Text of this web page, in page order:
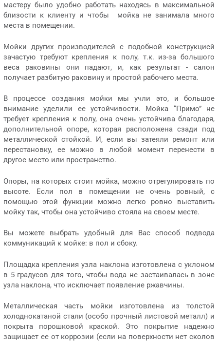
мастеру было удобно работать находясь в максимальной
близости к клиенту и чтобы мойка не занимала много
места в помещении.
Мойки других производителей с подобной конструкцией
зачастую требуют крепления к полу, т.к. из-за большого
веса раковины они падают, и, как результат - салон
получает разбитую раковину и простой рабочего места.
В процессе создания мойки мы учли это, и большое
внимание уделили ее устойчивости. Мойка “Примо” не
требует крепления к полу, она очень устойчива благодаря,
дополнительной опоре, которая расположена сзади под
металлической стойкой. И, если вы затеяли ремонт или
перестановку, ее можно в любой момент перенести в
другое место или пространство.
Опоры, на которых стоит мойка, можно отрегулировать по
высоте. Если пол в помещении не очень ровный, с
помощью этой функции можно легко ровно выставить
мойку так, чтобы она устойчиво стояла на своем месте.
Вы можете выбрать удобный для Вас способ подвода
коммуникаций к мойке: в пол и сбоку.
Площадка крепления узла наклона изготовлена с уклоном
в 5 градусов для того, чтобы вода не застаивалась в зоне
узла наклона, что исключает появление ржавчины.
Металлическая часть мойки изготовлена из толстой
холоднокатаной стали (особо прочный листовой металл) и
покрыта порошковой краской. Это покрытие надежно
защищает ее от коррозии (если на поверхности нет сколов